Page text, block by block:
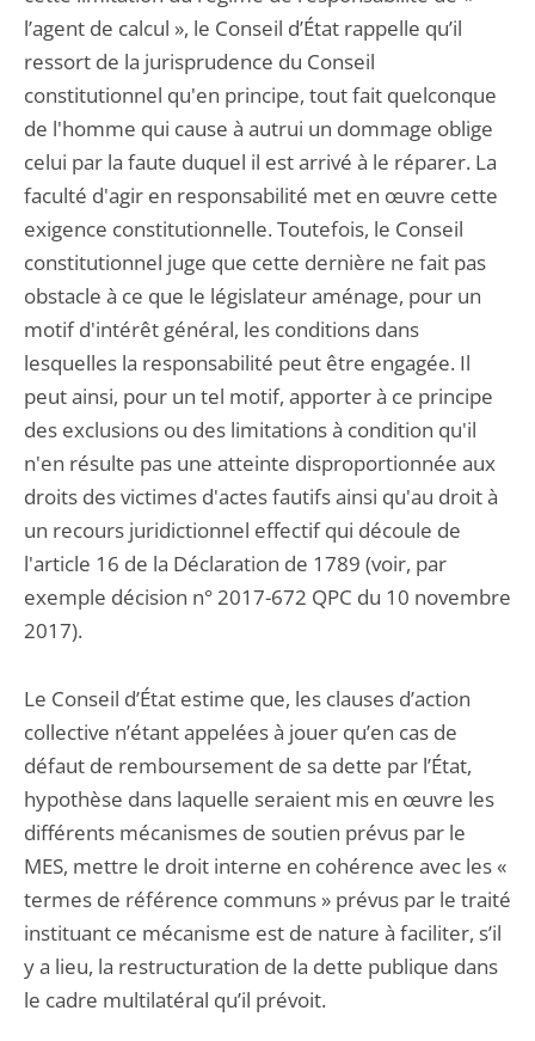
l’agent de calcul », le Conseil d’État rappelle qu’il
ressort de la jurisprudence du Conseil
constitutionnel qu'en principe, tout fait quelconque
de l'homme qui cause à autrui un dommage oblige
celui par la faute duquel il est arrivé à le réparer. La
faculté d'agir en responsabilité met en œuvre cette
exigence constitutionnelle. Toutefois, le Conseil
constitutionnel juge que cette dernière ne fait pas
obstacle à ce que le législateur aménage, pour un
motif d'intérêt général, les conditions dans
lesquelles la responsabilité peut être engagée. Il
peut ainsi, pour un tel motif, apporter à ce principe
des exclusions ou des limitations à condition qu'il
n'en résulte pas une atteinte disproportionnée aux
droits des victimes d'actes fautifs ainsi qu'au droit à
un recours juridictionnel effectif qui découle de
l'article 16 de la Déclaration de 1789 (voir, par
exemple décision n° 2017-672 QPC du 10 novembre
2017).
Le Conseil d’État estime que, les clauses d’action
collective n’étant appelées à jouer qu’en cas de
défaut de remboursement de sa dette par l’État,
hypothèse dans laquelle seraient mis en œuvre les
différents mécanismes de soutien prévus par le
MES, mettre le droit interne en cohérence avec les «
termes de référence communs » prévus par le traité
instituant ce mécanisme est de nature à faciliter, s’il
y a lieu, la restructuration de la dette publique dans
le cadre multilatéral qu’il prévoit.